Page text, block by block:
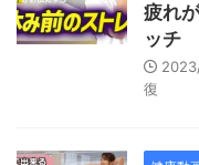
疲れ
ッチ
復